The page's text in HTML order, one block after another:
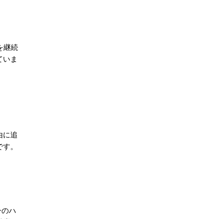
継続
ま
に追
。
ハ